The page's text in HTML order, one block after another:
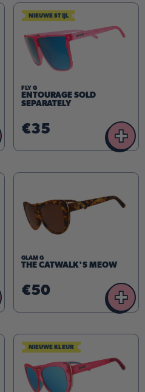
NIEUWE STIJL
FLY G
ENTOURAGE SOLD
SEPARATELY
€35 +
GLAM G
THE CATWALK'S MEOW
€50 +
NIEUWE KLEUR